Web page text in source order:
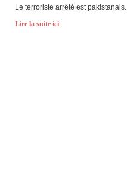
Le terroriste arrêté est pakistanais.
Lire la suite ici